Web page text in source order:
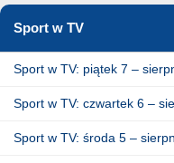
Sport w TV
Sport w TV: piątek 7 –
Sport w TV: czwartek 6 –
Sport w TV: środa 5 –